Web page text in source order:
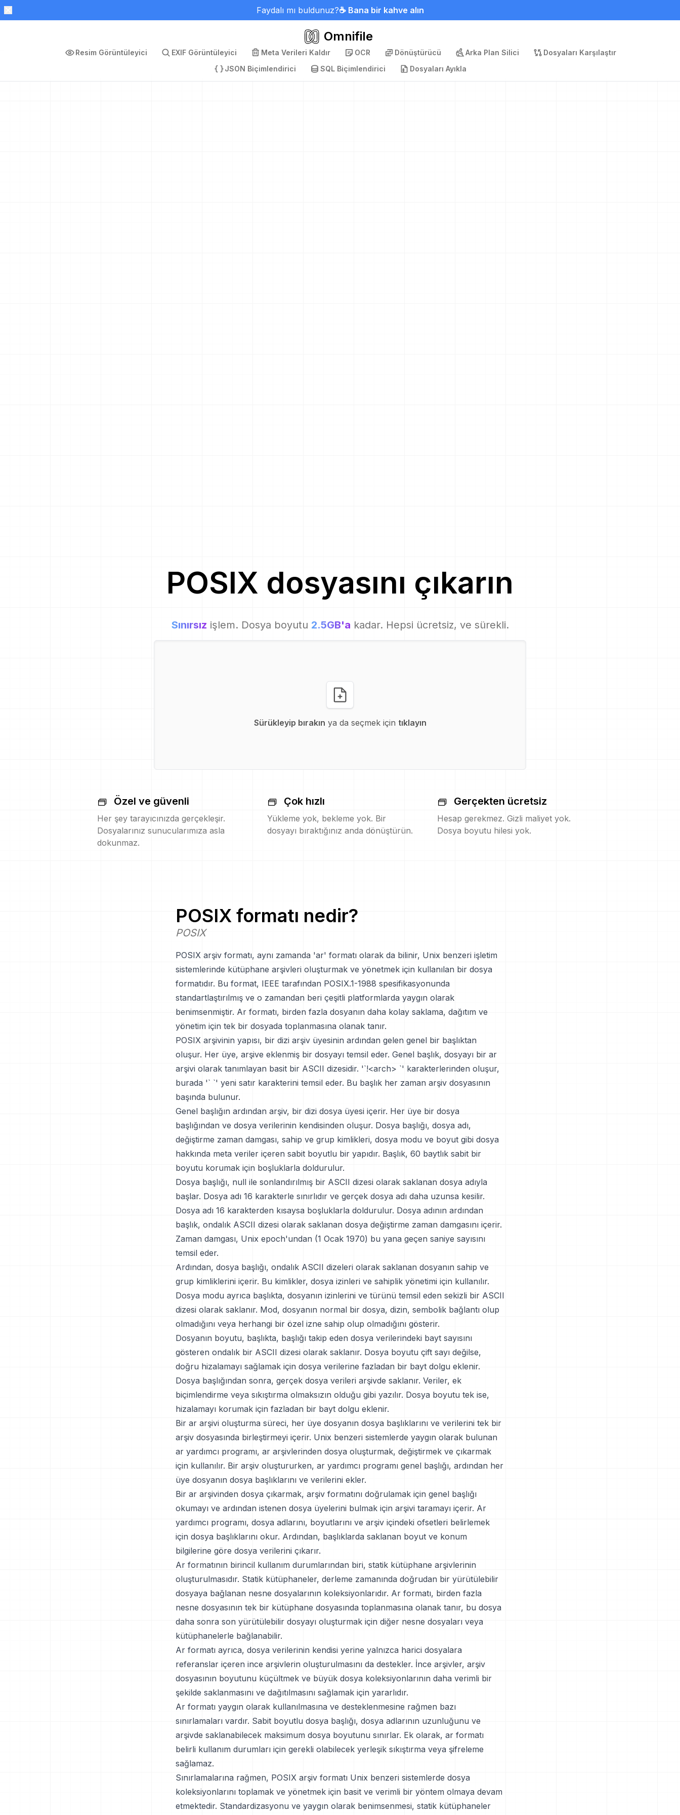
Faydalı mı buldunuz?☕ Bana bir kahve alın
Omnifile
Resim Görüntüleyici EXIF Görüntüleyici Meta Verileri Kaldır OCR Dönüştürücü Arka Plan Silici
Dosyaları Karşılaştır
JSON Biçimlendirici
SQL Biçimlendirici Dosyaları Ayıkla
POSIX dosyasını çıkarın
Sınırsız işlem. Dosya boyutu 2.5GB'a kadar. Hepsi ücretsiz, ve sürekli.
Sürükleyip bırakın ya da seçmek için tıklayın
Özel ve güvenli
Her şey tarayıcınızda gerçekleşir.
Dosyalarınız sunucularımıza asla
dokunmaz.
Çok hızlı
Yükleme yok, bekleme yok. Bir
dosyayı bıraktığınız anda dönüştürün.
Gerçekten ücretsiz
Hesap gerekmez. Gizli maliyet yok.
Dosya boyutu hilesi yok.
POSIX formatı nedir?
POSIX
POSIX arşiv formatı, aynı zamanda 'ar' formatı olarak da bilinir, Unix benzeri işletim
sistemlerinde kütüphane arşivleri oluşturmak ve yönetmek için kullanılan bir dosya
formatıdır. Bu format, IEEE tarafından POSIX.1-1988 spesifikasyonunda
standartlaştırılmış ve o zamandan beri çeşitli platformlarda yaygın olarak
benimsenmiştir. Ar formatı, birden fazla dosyanın daha kolay saklama, dağıtım ve
yönetim için tek bir dosyada toplanmasına olanak tanır.
POSIX arşivinin yapısı, bir dizi arşiv üyesinin ardından gelen genel bir başlıktan
oluşur. Her üye, arşive eklenmiş bir dosyayı temsil eder. Genel başlık, dosyayı bir ar
arşivi olarak tanımlayan basit bir ASCII dizesidir. '`!<arch> `' karakterlerinden oluşur,
burada '` `' yeni satır karakterini temsil eder. Bu başlık her zaman arşiv dosyasının
başında bulunur.
Genel başlığın ardından arşiv, bir dizi dosya üyesi içerir. Her üye bir dosya
başlığından ve dosya verilerinin kendisinden oluşur. Dosya başlığı, dosya adı,
değiştirme zaman damgası, sahip ve grup kimlikleri, dosya modu ve boyut gibi dosya
hakkında meta veriler içeren sabit boyutlu bir yapıdır. Başlık, 60 baytlık sabit bir
boyutu korumak için boşluklarla doldurulur.
Dosya başlığı, null ile sonlandırılmış bir ASCII dizesi olarak saklanan dosya adıyla
başlar. Dosya adı 16 karakterle sınırlıdır ve gerçek dosya adı daha uzunsa kesilir.
Dosya adı 16 karakterden kısaysa boşluklarla doldurulur. Dosya adının ardından
başlık, ondalık ASCII dizesi olarak saklanan dosya değiştirme zaman damgasını içerir.
Zaman damgası, Unix epoch'undan (1 Ocak 1970) bu yana geçen saniye sayısını
temsil eder.
Ardından, dosya başlığı, ondalık ASCII dizeleri olarak saklanan dosyanın sahip ve
grup kimliklerini içerir. Bu kimlikler, dosya izinleri ve sahiplik yönetimi için kullanılır.
Dosya modu ayrıca başlıkta, dosyanın izinlerini ve türünü temsil eden sekizli bir ASCII
dizesi olarak saklanır. Mod, dosyanın normal bir dosya, dizin, sembolik bağlantı olup
olmadığını veya herhangi bir özel izne sahip olup olmadığını gösterir.
Dosyanın boyutu, başlıkta, başlığı takip eden dosya verilerindeki bayt sayısını
gösteren ondalık bir ASCII dizesi olarak saklanır. Dosya boyutu çift sayı değilse,
doğru hizalamayı sağlamak için dosya verilerine fazladan bir bayt dolgu eklenir.
Dosya başlığından sonra, gerçek dosya verileri arşivde saklanır. Veriler, ek
biçimlendirme veya sıkıştırma olmaksızın olduğu gibi yazılır. Dosya boyutu tek ise,
hizalamayı korumak için fazladan bir bayt dolgu eklenir.
Bir ar arşivi oluşturma süreci, her üye dosyanın dosya başlıklarını ve verilerini tek bir
arşiv dosyasında birleştirmeyi içerir. Unix benzeri sistemlerde yaygın olarak bulunan
ar yardımcı programı, ar arşivlerinden dosya oluşturmak, değiştirmek ve çıkarmak
için kullanılır. Bir arşiv oluştururken, ar yardımcı programı genel başlığı, ardından her
üye dosyanın dosya başlıklarını ve verilerini ekler.
Bir ar arşivinden dosya çıkarmak, arşiv formatını doğrulamak için genel başlığı
okumayı ve ardından istenen dosya üyelerini bulmak için arşivi taramayı içerir. Ar
yardımcı programı, dosya adlarını, boyutlarını ve arşiv içindeki ofsetleri belirlemek
için dosya başlıklarını okur. Ardından, başlıklarda saklanan boyut ve konum
bilgilerine göre dosya verilerini çıkarır.
Ar formatının birincil kullanım durumlarından biri, statik kütüphane arşivlerinin
oluşturulmasıdır. Statik kütüphaneler, derleme zamanında doğrudan bir yürütülebilir
dosyaya bağlanan nesne dosyalarının koleksiyonlarıdır. Ar formatı, birden fazla
nesne dosyasının tek bir kütüphane dosyasında toplanmasına olanak tanır, bu dosya
daha sonra son yürütülebilir dosyayı oluşturmak için diğer nesne dosyaları veya
kütüphanelerle bağlanabilir.
Ar formatı ayrıca, dosya verilerinin kendisi yerine yalnızca harici dosyalara
referanslar içeren ince arşivlerin oluşturulmasını da destekler. İnce arşivler, arşiv
dosyasının boyutunu küçültmek ve büyük dosya koleksiyonlarının daha verimli bir
şekilde saklanmasını ve dağıtılmasını sağlamak için yararlıdır.
Ar formatı yaygın olarak kullanılmasına ve desteklenmesine rağmen bazı
sınırlamaları vardır. Sabit boyutlu dosya başlığı, dosya adlarının uzunluğunu ve
arşivde saklanabilecek maksimum dosya boyutunu sınırlar. Ek olarak, ar formatı
belirli kullanım durumları için gerekli olabilecek yerleşik sıkıştırma veya şifreleme
sağlamaz.
Sınırlamalarına rağmen, POSIX arşiv formatı Unix benzeri sistemlerde dosya
koleksiyonlarını toplamak ve yönetmek için basit ve verimli bir yöntem olmaya devam
etmektedir. Standardizasyonu ve yaygın olarak benimsenmesi, statik kütüphaneler